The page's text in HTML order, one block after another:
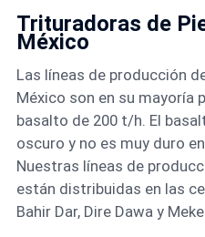
Trituradoras de
México
Las líneas de producción
México son en su mayoría
basalto de 200 t/h. El
oscuro y no es muy duro
Nuestras líneas de
están distribuidas en las
Bahir Dar, Dire Dawa y